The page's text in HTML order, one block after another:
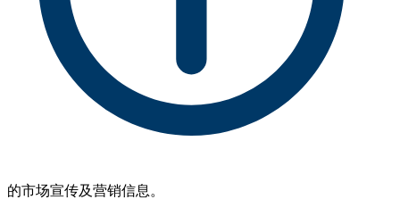
的市场宣传及营销信息。